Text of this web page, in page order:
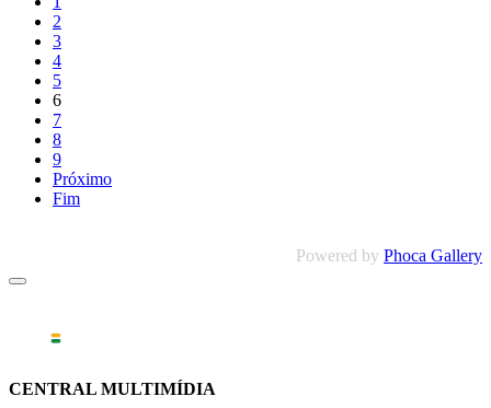
2
3
4
5
6
7
8
9
Próximo
Fim
Powered by Phoca Gallery
CENTRAL MULTIMÍDIA